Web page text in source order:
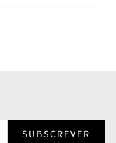
SUBSCREVER